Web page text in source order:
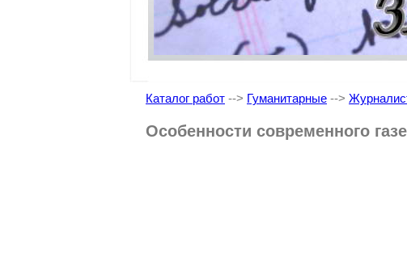
Каталог работ --> Гуманитарные -->
Особенности современного